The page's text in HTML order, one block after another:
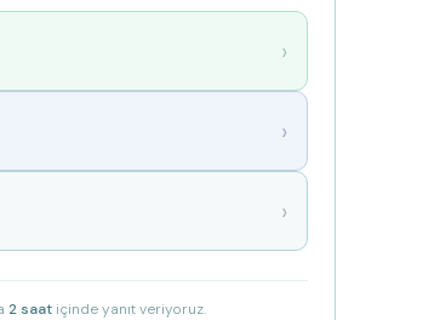
›
›
›
2 saat içinde yanıt veriyoruz.